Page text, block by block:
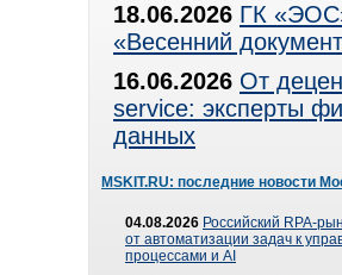
18.06.2026 ГК
«Весенний
16.06.2026 От
service: эксперты
данных
MSKIT.RU: последние новости
04.08.2026 Российский RPA-
от автоматизации задач к
процессами и AI